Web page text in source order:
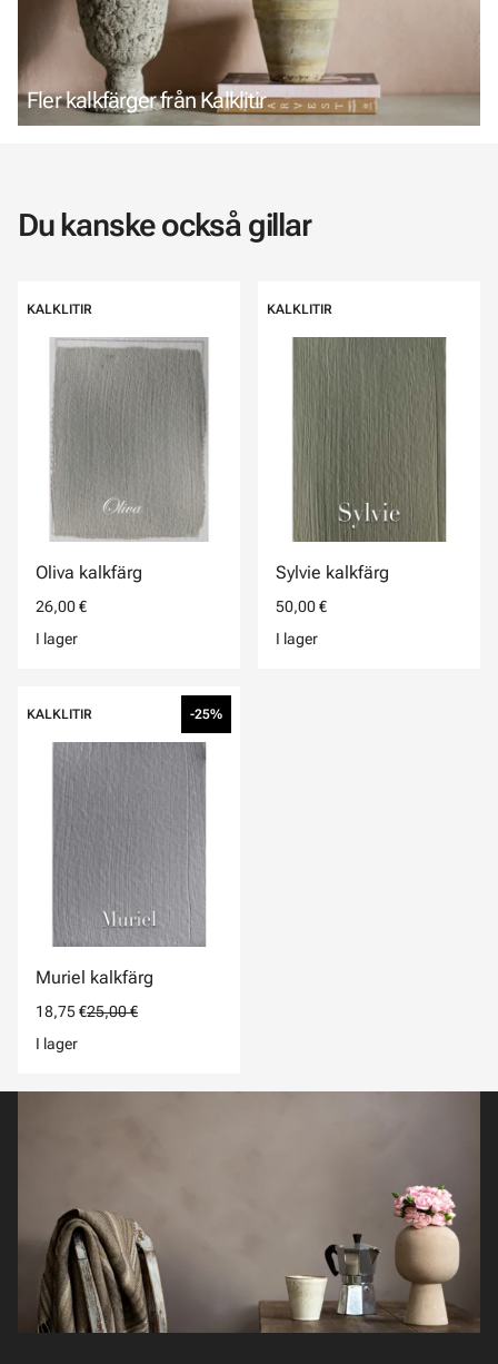
Fler kalkfärger från Kalklitir
Du kanske också gillar
KALKLITIR
Oliva kalkfärg
26,00 €
I lager
KALKLITIR
Sylvie kalkfärg
50,00 €
I lager
KALKLITIR -25%
Muriel kalkfärg
18,75 €25,00 €
I lager